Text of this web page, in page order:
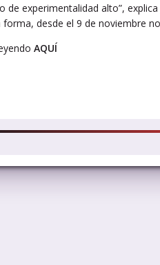
de experimentalidad alto”,
forma, desde el 9 de noviembre
AQUÍ